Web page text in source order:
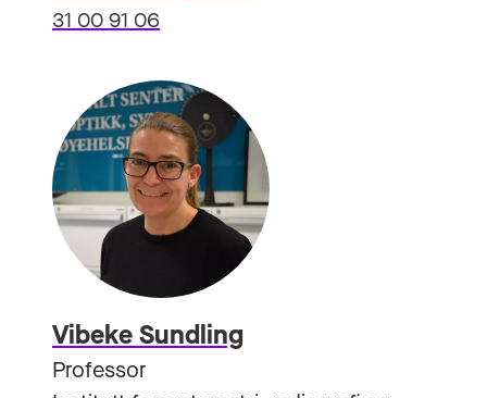
31 00 91 06
Vibeke Sundling
Professor